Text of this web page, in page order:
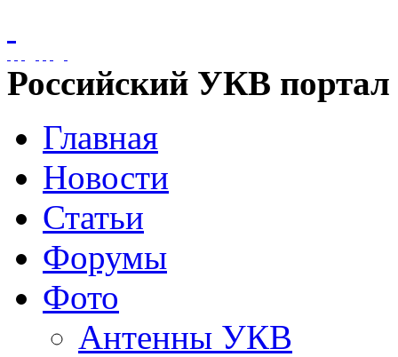
Российский УКВ портал
Главная
Новости
Статьи
Форумы
Фото
Антенны УКВ